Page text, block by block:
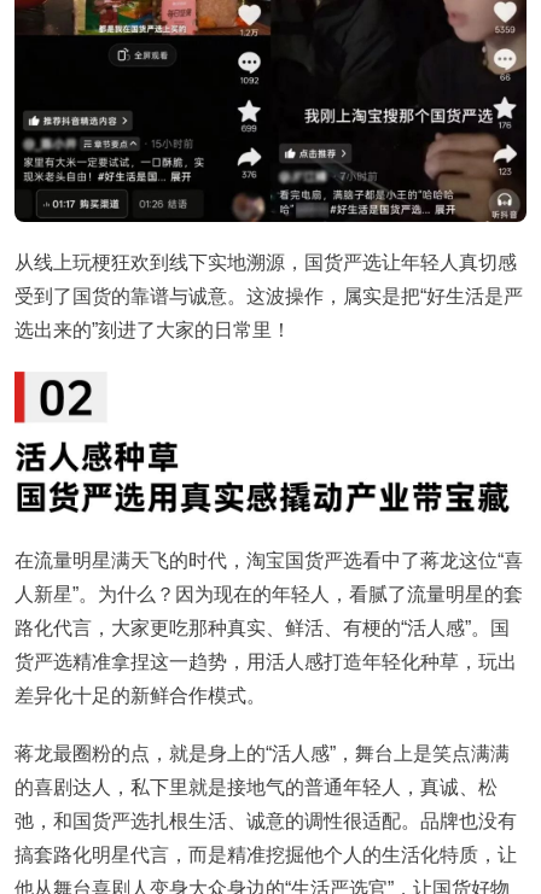
从线上玩梗狂欢到线下实地溯源，国货严选让年轻人真切感
受到了国货的靠谱与诚意。这波操作，属实是把“好生活是严
选出来的”刻进了大家的日常里！
在流量明星满天飞的时代，淘宝国货严选看中了蒋龙这位“喜
人新星”。为什么？因为现在的年轻人，看腻了流量明星的套
路化代言，大家更吃那种真实、鲜活、有梗的“活人感”。国
货严选精准拿捏这一趋势，用活人感打造年轻化种草，玩出
差异化十足的新鲜合作模式。
蒋龙最圈粉的点，就是身上的“活人感”，舞台上是笑点满满
的喜剧达人，私下里就是接地气的普通年轻人，真诚、松
弛，和国货严选扎根生活、诚意的调性很适配。品牌也没有
搞套路化明星代言，而是精准挖掘他个人的生活化特质，让
他从舞台喜剧人变身大众身边的“生活严选官”，让国货好物